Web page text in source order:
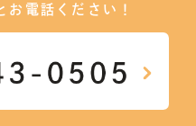
お電話ください！